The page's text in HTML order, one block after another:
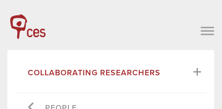
COLLABORATING RESEARCHERS